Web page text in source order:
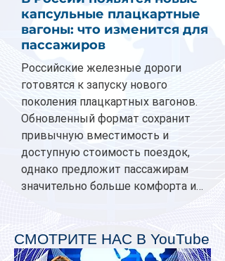
капсульные плацкартные
вагоны: что изменится для
пассажиров
Российские железные дороги
готовятся к запуску нового
поколения плацкартных вагонов.
Обновленный формат сохранит
привычную вместимость и
доступную стоимость поездок,
однако предложит пассажирам
значительно больше комфорта и
планируется начать в 2027 году.
Одним из главных нововведений
СМОТРИТЕ НАС В YouTube